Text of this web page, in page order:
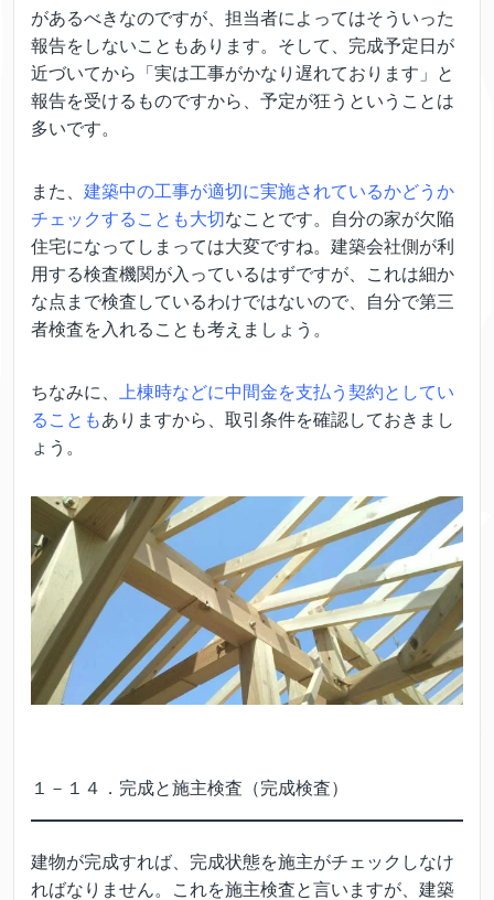
があるべきなのですが、担当者によってはそういった
報告をしないこともあります。そして、完成予定日が
近づいてから「実は工事がかなり遅れております」と
報告を受けるものですから、予定が狂うということは
多いです。
また、 建築中の工事が適切に実施されているかどうか
チェックすることも大切なことです。自分の家が欠陥
住宅になってしまっては大変ですね。建築会社側が利
用する検査機関が入っているはずですが、これは細か
な点まで検査しているわけではないので、自分で第三
者検査を入れることも考えましょう。
ちなみに、
上棟時などに中間金を支払う契約としてい
ることもありますから、取引条件を確認しておきまし
ょう。
１－１４．完成と施主検査（完成検査）
建物が完成すれば、完成状態を施主がチェックしなけ
ればなりません。これを施主検査と言いますが、建築